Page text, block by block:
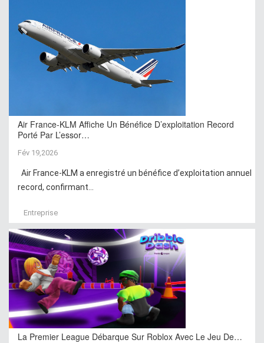
Air France-KLM Affiche Un Bénéfice D’exploitation Record
Porté Par L’essor…
Fév 19,2026
Air France-KLM a enregistré un bénéfice d’exploitation annuel
record, confirmant...
Entreprise
La Premier League Débarque Sur Roblox Avec Le Jeu De…